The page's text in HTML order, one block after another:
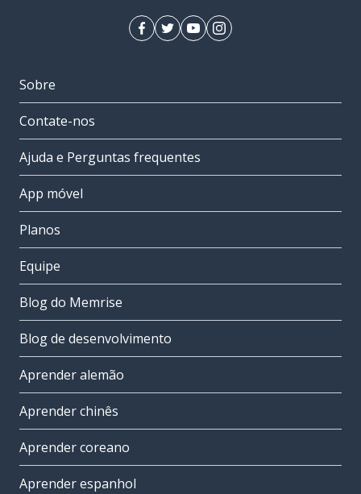
Sobre
Contate-nos
Ajuda e Perguntas frequentes
App móvel
Planos
Equipe
Blog do Memrise
Blog de desenvolvimento
Aprender alemão
Aprender chinês
Aprender coreano
Aprender espanhol